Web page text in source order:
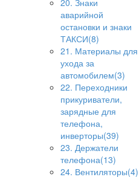
20. Знаки
аварийной
остановки и знаки
ТАКСИ(8)
21. Материалы для
ухода за
автомобилем(3)
22. Переходники
прикуриватели,
зарядные для
телефона,
инверторы(39)
23. Держатели
телефона(13)
24. Вентиляторы(4)